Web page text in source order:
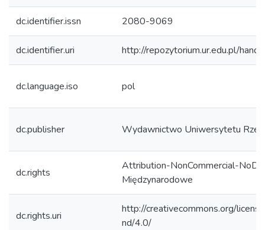
dc.identifier.issn 2080-9069
dc.identifier.uri http://repozytorium.ur.edu.pl/
dc.language.iso pol
dc.publisher Wydawnictwo Uniwersytetu
dc.rights
Attribution-NonCommercial-
Międzynarodowe
dc.rights.uri
http://creativecommons.org/
nd/4.0/